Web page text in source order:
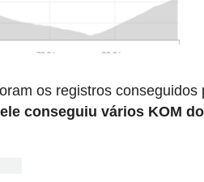
os registros conseguidos
conseguiu vários KOM do